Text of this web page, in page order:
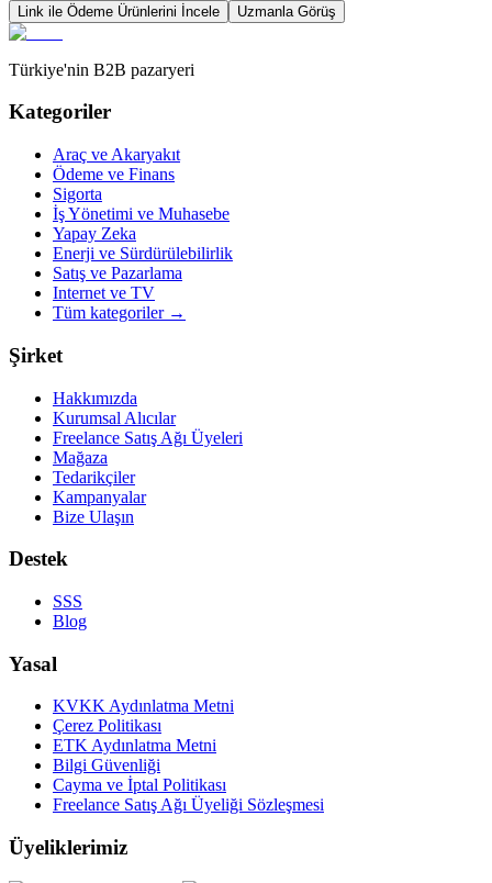
Link ile Ödeme Ürünlerini İncele Uzmanla Görüş
Türkiye'nin B2B pazaryeri
Kategoriler
Araç ve Akaryakıt
Ödeme ve Finans
Sigorta
İş Yönetimi ve Muhasebe
Yapay Zeka
Enerji ve Sürdürülebilirlik
Satış ve Pazarlama
Internet ve TV
Tüm kategoriler→
Şirket
Hakkımızda
Kurumsal Alıcılar
Freelance Satış Ağı Üyeleri
Mağaza
Tedarikçiler
Kampanyalar
Bize Ulaşın
Destek
SSS
Blog
Yasal
KVKK Aydınlatma Metni
Çerez Politikası
ETK Aydınlatma Metni
Bilgi Güvenliği
Cayma ve İptal Politikası
Freelance Satış Ağı Üyeliği Sözleşmesi
Üyeliklerimiz